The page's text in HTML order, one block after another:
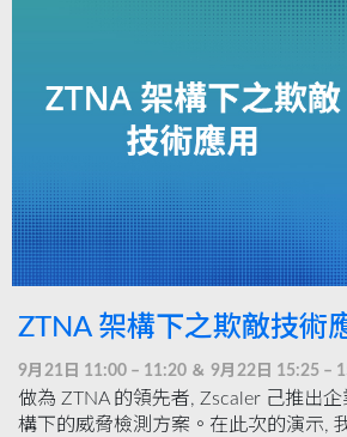
ZTNA 架構下之欺敵技術
9月21日 11:00 – 11:20 ＆ 9月22日 15:25 –
做為 ZTNA 的領先者, Zscaler 己推出企
構下的威脅檢測方案。在此次的演示,